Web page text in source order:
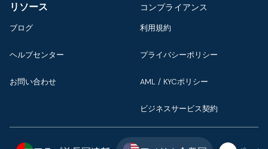
リソース
ブログ
ヘルプセンター
お問い合わせ
コンプライアンス
利用規約
プライバシーポリシー
AML / KYCポリシー
ビジネスサービス契約